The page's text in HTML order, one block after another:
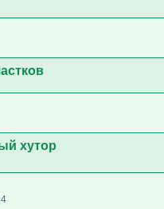
хутор